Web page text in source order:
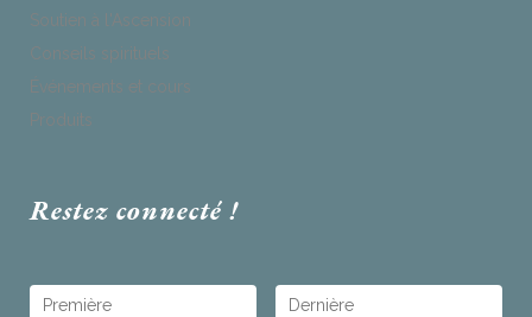
Soutien à l'Ascension
Conseils spirituels
Événements et cours
Produits
Restez connecté !